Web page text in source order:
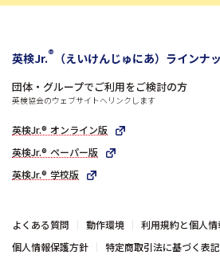
英検Jr.® （えいけんじゅにあ）ラインナ
団体・グループでご利用をご検討の方
英検協会のウェブサイトへリンクします
英検Jr.® オンライン版
英検Jr.® ペーパー版
英検Jr.® 学校版
よくある質問 動作環境
利用規約と個人
個人情報保護方針
特定商取引法に基づく表記